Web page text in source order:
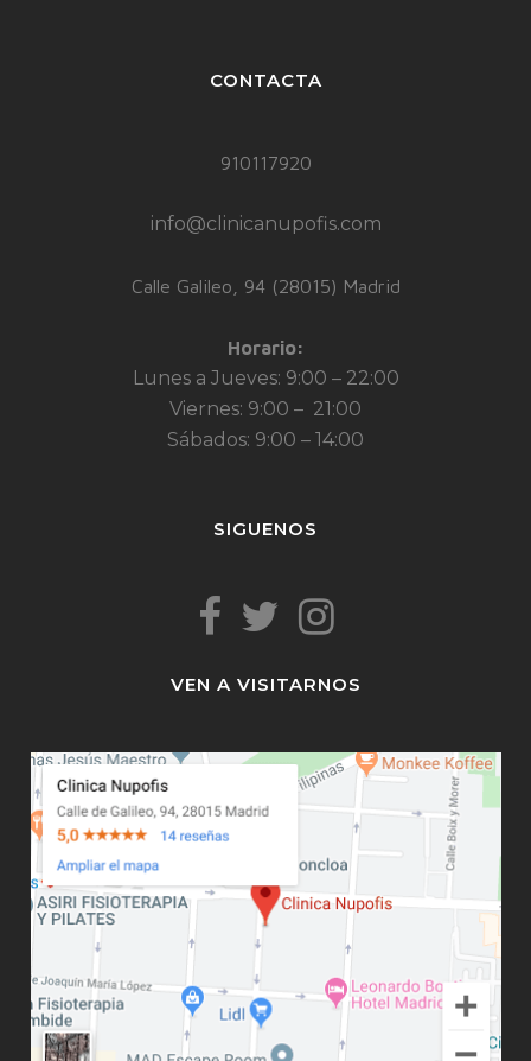
CONTACTA
910117920
info@clinicanupofis.com
Calle Galileo, 94 (28015) Madrid
Horario:
Lunes a Jueves: 9:00 – 22:00
Viernes: 9:00 – 21:00
Sábados: 9:00 – 14:00
SIGUENOS
VEN A VISITARNOS